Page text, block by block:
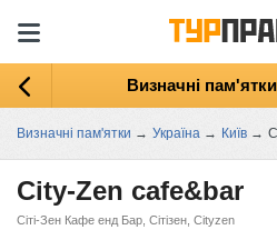
Визначні пам'ятки
Визначні пам'ятки → Україна → Київ →
City-Zen cafe&bar
Сіті-Зен Кафе енд Бар, Сітізен, Cityzen